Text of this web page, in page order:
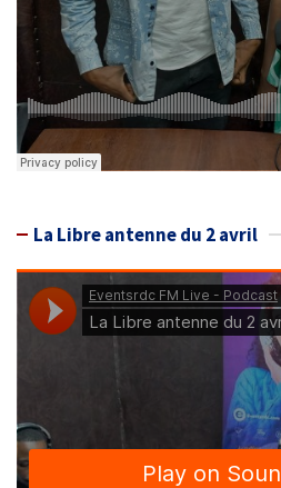
La Libre antenne du 2 avril